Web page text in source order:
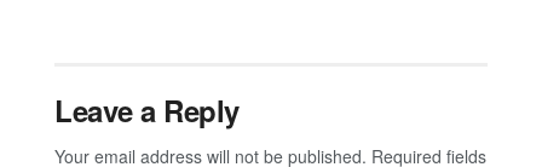
Leave a Reply
Your email address will not be published. Required fields